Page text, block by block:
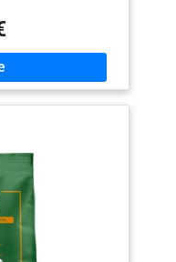
Contient des
fonctionnels
naturelles de
prébiotique, pour
et contribuer à un
matières grasses